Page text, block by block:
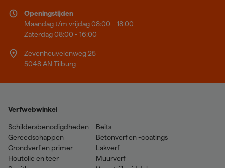
Openingstijden
Maandag t/m vrijdag 08:00 - 18:00
Zaterdag 08:00 - 16:00
Zevenheuvelenweg 25
5048 AN Tilburg
Verfwebwinkel
Schildersbenodigdheden
Gereedschappen
Grondverf en primer
Houtolie en teer
Beits
Betonverf en -coatings
Lakverf
Muurverf